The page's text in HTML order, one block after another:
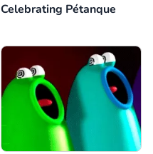
Celebrating Pétanque